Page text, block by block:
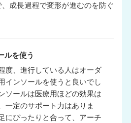
成長過程で変形が進むのを防ぐ
を使う
度、進行している人はオーダ
インソールを使うと良いでし
ソールは医療用ほどの効果は
一定のサポート力はありま
にぴったりと合って、アーチ